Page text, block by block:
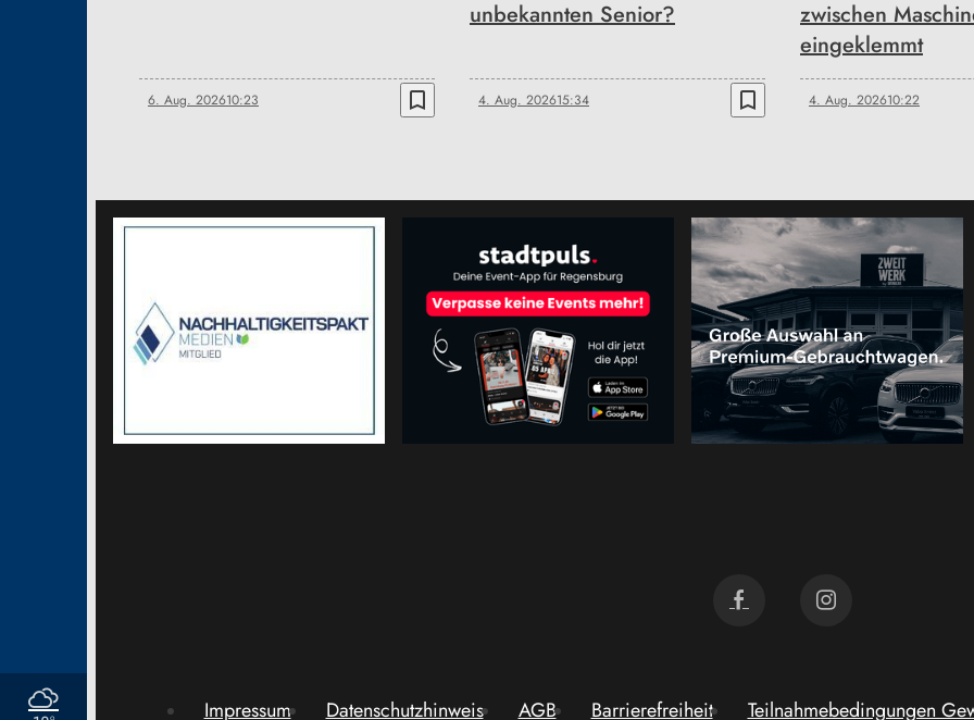
6. Aug. 202610:23 bookmark_border
unbekannten Senior?
4. Aug. 202615:34 bookmark_border
zwischen
eingeklemmt
4. Aug. 202610:22
Impressum Datenschutzhinweis AGB Barrierefreiheit Teilnahmebedingungen